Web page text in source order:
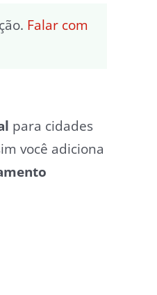
Falar com
para cidades
você adiciona